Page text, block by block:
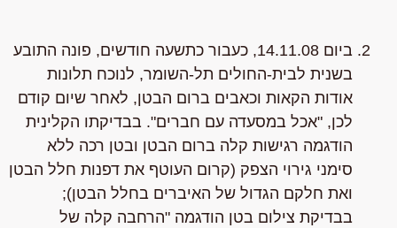
ביום 14.11.08, כעבור כתשעה חודשים, פונה התובע
בשנית לבית-החולים תל-השומר, לנוכח תלונות
אודות הקאות וכאבים ברום הבטן, לאחר שיום קודם
לכן, "אכל במסעדה עם חברים". בבדיקתו הקלינית
הודגמה רגישות קלה ברום הבטן ובטן רכה ללא
סימני גירוי הצפק (קרום העוטף את דפנות חלל הבטן
ואת חלקם הגדול של האיברים בחלל הבטן);
בבדיקת צילום בטן הודגמה "הרחבה קלה של